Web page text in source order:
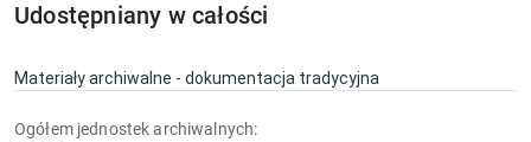
Udostępniany w całości
Materiały archiwalne - dokumentacja tradycyjna
Ogółem jednostek archiwalnych: